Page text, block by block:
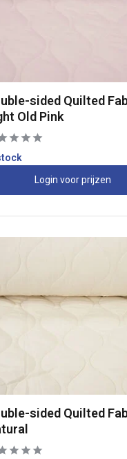
sided Quilted
Old Pink
Login voor prijzen
sided Quilted